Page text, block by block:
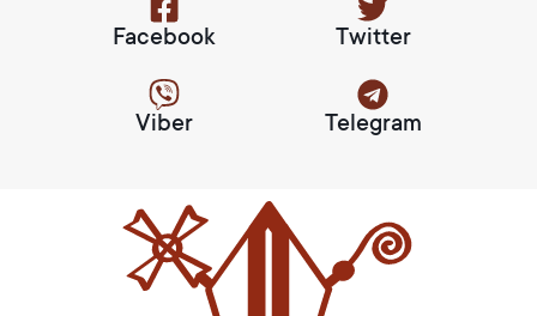
Facebook Twitter
Viber Telegram